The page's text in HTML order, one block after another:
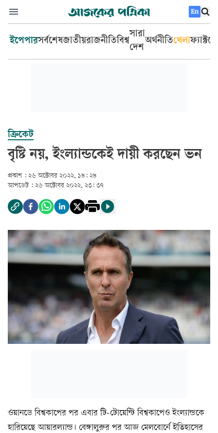
En
ইপেপারসর্বশেষজাতীয়রাজনীতিবিশ্ব
সারা
দেশ
অর্থনীতিখেলা
ক্রিকেট
বৃষ্টি নয়, ইংল্যান্ডকেই দায়ী করছেন ভন
প্রকাশ : ২৬ অক্টোবর ২০২২, ১৮: ২৮
আপডেট : ২৬ অক্টোবর ২০২২, ২৩: ৩৭
ওয়ানডে বিশ্বকাপের পর এবার টি-টোয়েন্টি বিশ্বকাপেও ইংল্যান্ডকে
হারিয়েছে আয়ারল্যান্ড। বেঙ্গালুরুর পর আজ মেলবোর্নে ইতিহাসের